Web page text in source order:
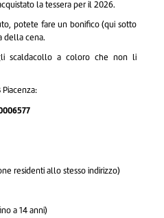
la tessera per il 2026.
potete fare un bonifico (qui sotto
della cena.
scaldacollo a coloro che non li
allo stesso indirizzo)
a 14 anni)